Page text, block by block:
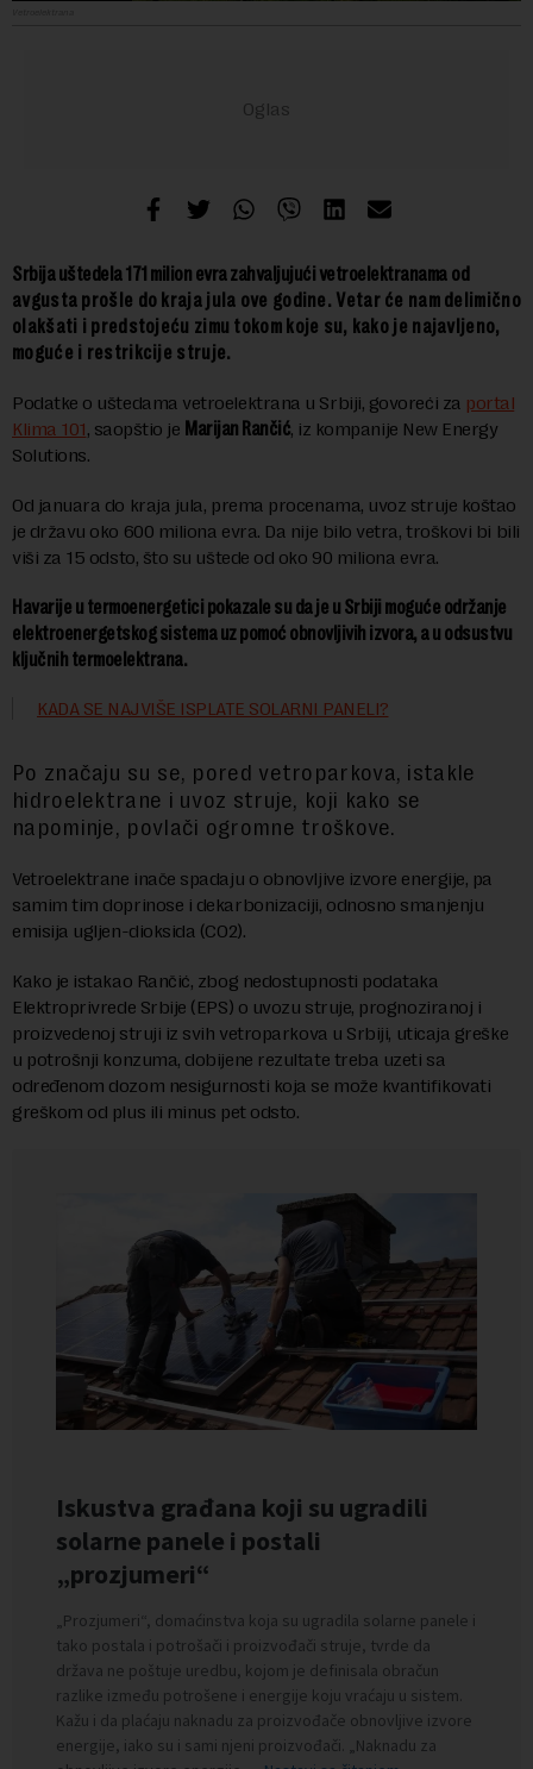
Srbija uštedela 171 milion evra zahvaljujući vetroelektranamaod
avgusta prošle do kraja jula ove godine. Vetar će nam delimično
olakšati i predstojeću zimu tokom koje su, kako je najavljeno,
moguće i restrikcije struje.
Podatke o uštedama vetroelektrana u Srbiji, govoreći za portal
Klima 101, saopštio je Marijan Rančić, iz kompanije New Energy
Solutions.
Od januara do kraja jula, prema procenama, uvoz struje koštao
je državu oko 600 miliona evra. Da nije bilo vetra, troškovi bi bili
viši za 15 odsto, što su uštede od oko 90 miliona evra.
Havarije u termoenergetici pokazale su da je u Srbiji moguće održanje
elektroenergetskog sistema uz pomoć obnovljivih izvora, a u odsustvu
ključnih termoelektrana.
KADA SE NAJVIŠE ISPLATE SOLARNI PANELI?
Po značaju su se, pored vetroparkova, istakle
hidroelektrane i uvoz struje, koji kako se
napominje, povlači ogromne troškove.
Vetroelektrane inače spadaju o obnovljive izvore energije, pa
samim tim doprinose i dekarbonizaciji, odnosno smanjenju
emisija ugljen-dioksida (CO2).
Kako je istakao Rančić, zbog nedostupnosti podataka
Elektroprivrede Srbije (EPS) o uvozu struje, prognoziranoj i
proizvedenoj struji iz svih vetroparkova u Srbiji, uticaja greške
u potrošnji konzuma, dobijene rezultate treba uzeti sa
određenom dozom nesigurnosti koja se može kvantifikovati
greškom od plus ili minus pet odsto.